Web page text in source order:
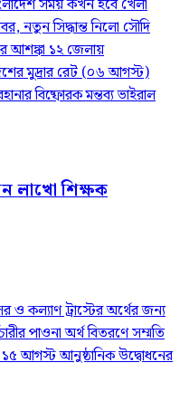
সময় কখন হবে খেলা
নতুন সিদ্ধান্ত নিলো সৌদি
আশঙ্কা ১২ জেলায়
মুদ্রার রেট (০৬ আগস্ট)
বিষ্ফোরক মন্তব্য ভাইরাল
লাখো শিক্ষক
ও কল্যাণ ট্রাস্টের অর্থের জন্য
পাওনা অর্থ বিতরণে সম্মতি
১৫ আগস্ট আনুষ্ঠানিক উদ্বোধনের